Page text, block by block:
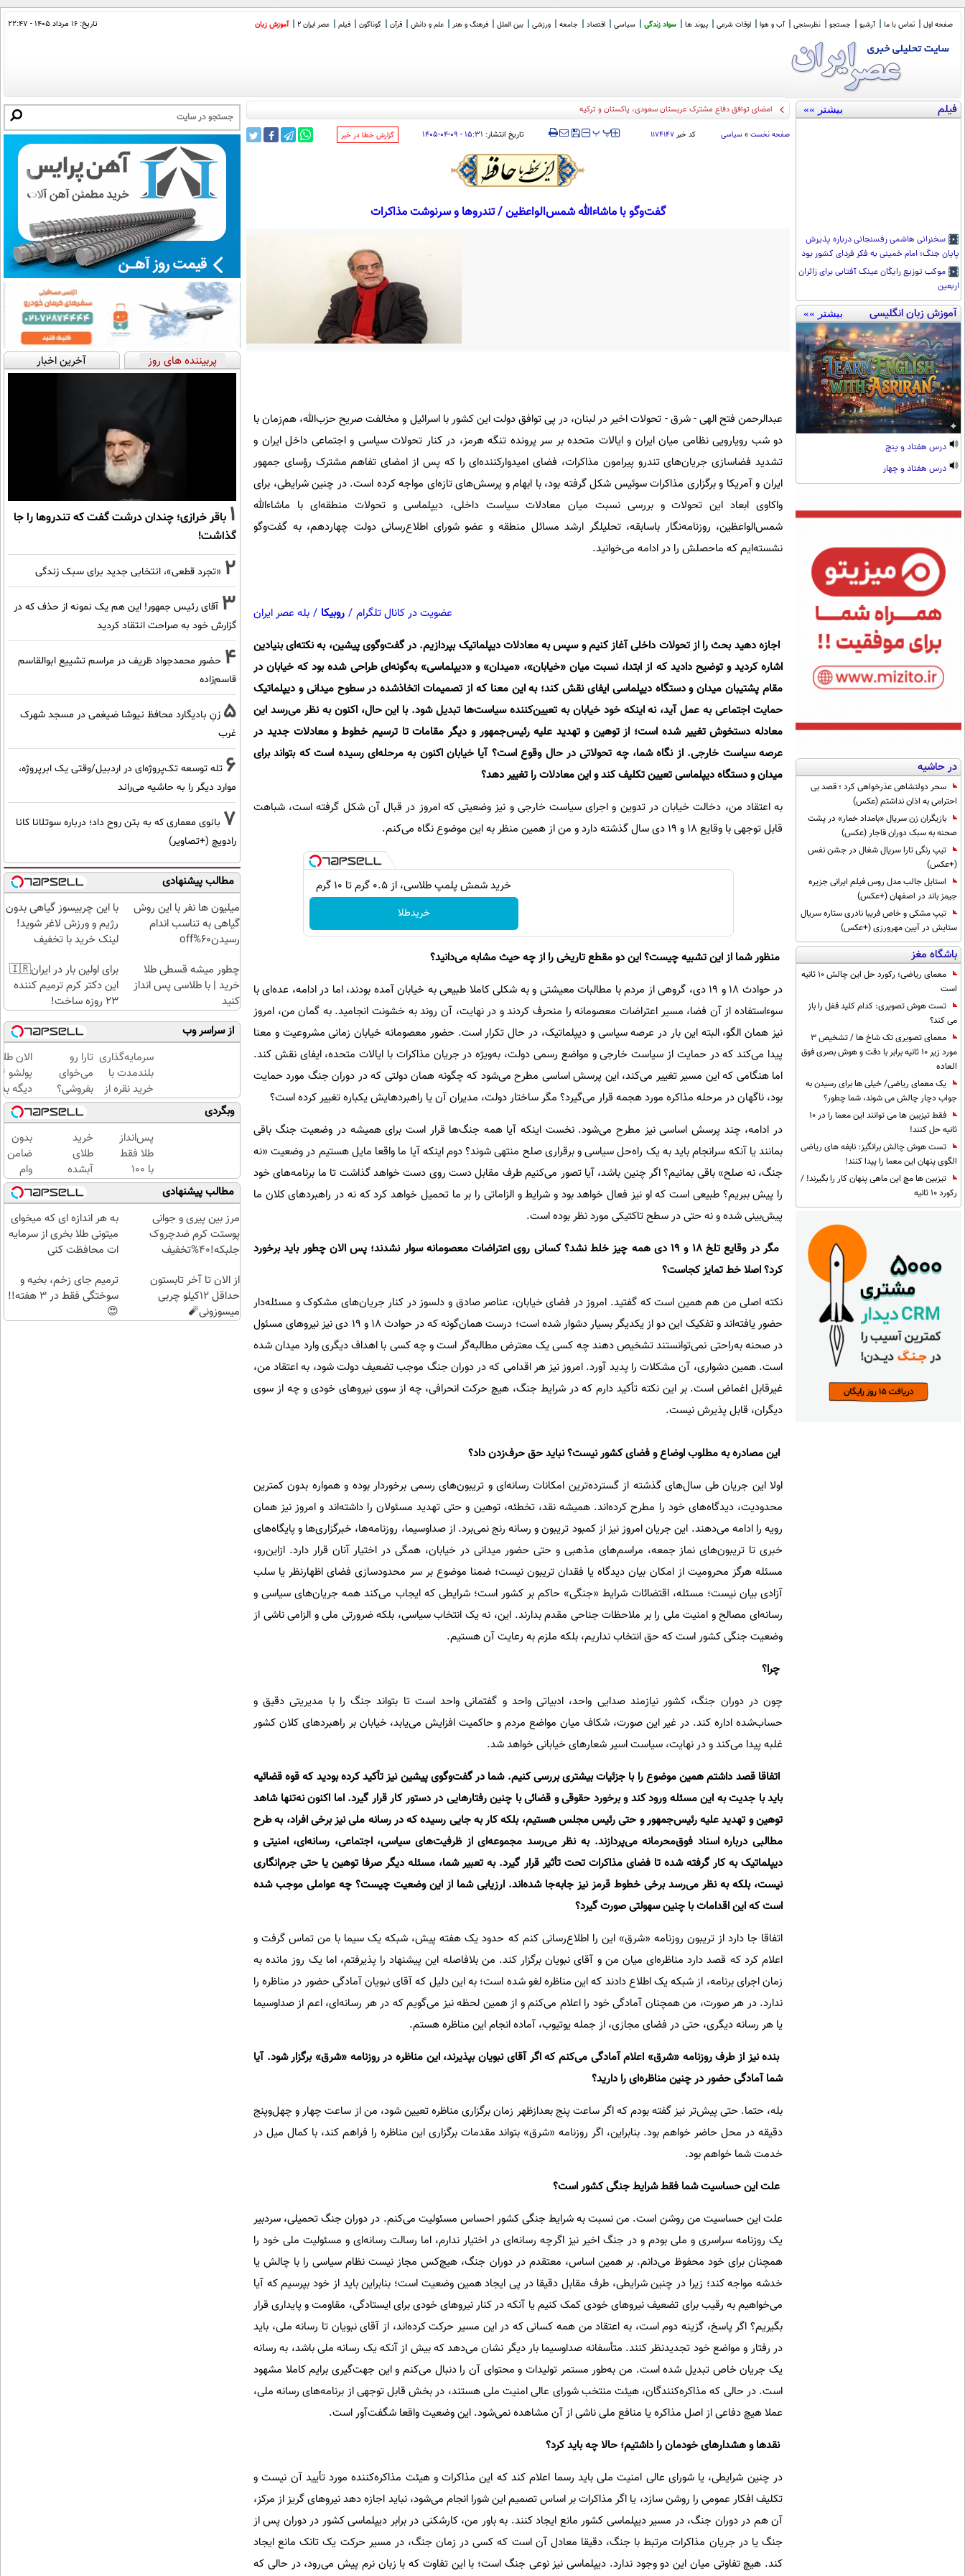
صفحه اول تماس با ما آرشیو جستجو نظرسنجی آب و هوا اوقات شرعی پیوند ها سواد زندگی سیاسی اقتصاد جامعه ورزشی بین الملل فرهنگ و هنر علم و دانش قرآن گوناگون فیلم عصر ایران 2 آموزش زبان تاریخ: ۱۶ مرداد ۱۴۰۵ - ۲۲:۴۷
فیلم بیشتر »»
سخنرانی هاشمی رفسنجانی درباره پذیرش
پایان جنگ: امام خمینی به فکر فردای کشور بود
موکب توزیع رایگان عینک آفتابی برای زائران
اربعین
آموزش زبان انگلیسی بیشتر »»
درس هفتاد و پنج
درس هفتاد و چهار
در حاشیه
سحر دولتشاهی عذرخواهی کرد ؛ قصد بی
احترامی به اذان نداشتم (عکس)
بازیگران زن سریال «بامداد خمار» در پشت
صحنه به سبک دوران قاجار (عکس)
تیپ رنگی تارا سریال شغال در جشن نفس
(+عکس)
استایل جالب مدل روس فیلم ایرانی جزیره
جیمز باند در اصفهان (+عکس)
تیپ مشکی و خاص فریبا نادری ستاره سریال
ستایش در آیین مهرورزی (+عکس)
باشگاه مغز
معمای ریاضی؛ رکورد حل این چالش 10 ثانیه
است
تست هوش تصویری: کدام کلید قفل را باز
می کند؟
معمای تصویری تک شاخ ها / تشخیص 3
مورد زیر 10 ثانیه برابر با دقت و هوش بصری فوق
العاده
یک معمای ریاضی/ خیلی ها برای رسیدن به
جواب دچار چالش می شوند، شما چطور؟
فقط تیزبین ها می توانند این معما را در 10
ثانیه حل کنند!
تست هوش چالش برانگیز: نابغه های ریاضی
الگوی پنهان این معما را پیدا کنند!
تیزبین ها مچ این ماهی پنهان کار را بگیرند! /
رکورد 10 ثانیه
سخنگوی کمیس_
صفحه نخست » سیاسی کد خبر ۱۱۷۴۱۴۷ ‍‍‍ پپ تاریخ انتشار: ۱۵:۳۱ - ۰۹-۰۴-۱۴۰۵ ‌گزارش خطا در خبر
گفت‌وگو با ماشاءالله شمس‌الواعظین / تندروها و سرنوشت مذاکرات
عبدالرحمن فتح الهی - شرق - تحولات اخیر در لبنان، در پی توافق دولت این کشور با اسرائیل و مخالفت صریح حزب‌الله، هم‌زمان با
دو شب رویارویی نظامی میان ایران و ایالات متحده بر سر پرونده تنگه هرمز، در کنار تحولات سیاسی و اجتماعی داخل ایران و
تشدید فضاسازی جریان‌های تندرو پیرامون مذاکرات، فضای امیدوارکننده‌ای را که پس از امضای تفاهم مشترک رؤسای جمهور
ایران و آمریکا و برگزاری مذاکرات سوئیس شکل گرفته بود، با ابهام و پرسش‌های تازه‌ای مواجه کرده است. در چنین شرایطی، برای
واکاوی ابعاد این تحولات و بررسی نسبت میان معادلات سیاست داخلی، دیپلماسی و تحولات منطقه‌ای با ماشاءالله
شمس‌الواعظین، روزنامه‌نگار باسابقه، تحلیلگر ارشد مسائل منطقه و عضو شورای اطلاع‌رسانی دولت چهاردهم، به گفت‌وگو
نشسته‌ایم که ماحصلش را در ادامه می‌خوانید.
عضویت در کانال تلگرام / روبیکا / بله عصر ایران
‌ اجازه دهید بحث را از تحولات داخلی آغاز کنیم و سپس به معادلات دیپلماتیک بپردازیم. در گفت‌وگوی پیشین، به نکته‌ای بنیادین
اشاره کردید و توضیح دادید که از ابتدا، نسبت میان «خیابان»، «میدان» و «دیپلماسی» به‌گونه‌ای طراحی شده بود که خیابان در
مقام پشتیبان میدان و دستگاه دیپلماسی ایفای نقش کند؛ به این معنا که از تصمیمات اتخاذشده در سطوح میدانی و دیپلماتیک
حمایت اجتماعی به عمل آید، نه اینکه خود خیابان به تعیین‌کننده سیاست‌ها تبدیل شود. با این حال، اکنون به نظر می‌رسد این
معادله دستخوش تغییر شده است؛ از توهین و تهدید علیه رئیس‌جمهور و دیگر مقامات تا ترسیم خطوط و معادلات جدید در
عرصه سیاست خارجی. از نگاه شما، چه تحولاتی در حال وقوع است؟ آیا خیابان اکنون به مرحله‌ای رسیده است که بتواند برای
میدان و دستگاه دیپلماسی تعیین تکلیف کند و این معادلات را تغییر دهد؟
به اعتقاد من، دخالت خیابان در تدوین و اجرای سیاست خارجی و نیز وضعیتی که امروز در قبال آن شکل گرفته است، شباهت
قابل توجهی با وقایع ۱۸ و ۱۹ دی سال گذشته دارد و من از همین منظر به این موضوع نگاه می‌کنم.
خرید شمش پلمپ طلاسی، از ۰.۵ گرم تا ۱۰ گرم
خریدطلا
‌ منظور شما از این تشبیه چیست؟ این دو مقطع تاریخی را از چه حیث مشابه می‌دانید؟
در حوادث ۱۸ و ۱۹ دی، گروهی از مردم با مطالبات معیشتی و به شکلی کاملا طبیعی به خیابان آمده بودند، اما در ادامه، عده‌ای با
سوءاستفاده از آن فضا، مسیر اعتراضات معصومانه را منحرف کردند و در نهایت، آن روند به خشونت انجامید. به گمان من، امروز
نیز همان الگو، البته این بار در عرصه سیاسی و دیپلماتیک، در حال تکرار است. حضور معصومانه خیابان زمانی مشروعیت و معنا
پیدا می‌کند که در حمایت از سیاست خارجی و مواضع رسمی دولت، به‌ویژه در جریان مذاکرات با ایالات متحده، ایفای نقش کند.
اما هنگامی که این مسیر تغییر می‌کند، این پرسش اساسی مطرح می‌شود که چگونه همان دولتی که در دوران جنگ مورد حمایت
بود، ناگهان در مرحله مذاکره مورد هجمه قرار می‌گیرد؟ مگر ساختار دولت، مدیران آن یا راهبردهایش یکباره تغییر کرده است؟
در ادامه، چند پرسش اساسی نیز مطرح می‌شود. نخست اینکه آیا همه جنگ‌ها قرار است برای همیشه در وضعیت جنگ باقی
بمانند یا آنکه سرانجام باید به یک راه‌حل سیاسی و برقراری صلح منتهی شوند؟ دوم اینکه آیا ما واقعا مایل هستیم در وضعیت «نه
جنگ، نه صلح» باقی بمانیم؟ اگر چنین باشد، آیا تصور می‌کنیم طرف مقابل دست روی دست خواهد گذاشت تا ما برنامه‌های خود
را پیش ببریم؟ طبیعی است که او نیز فعال خواهد بود و شرایط و الزاماتی را بر ما تحمیل خواهد کرد که نه در راهبردهای کلان ما
پیش‌بینی شده و نه حتی در سطح تاکتیکی مورد نظر بوده است.
‌ مگر در وقایع تلخ ۱۸ و ۱۹ دی همه چیز خلط نشد؟ کسانی روی اعتراضات معصومانه سوار نشدند؛ پس الان چطور باید برخورد
کرد؟ اصلا خط تمایز کجاست؟
نکته اصلی من هم همین است که گفتید. امروز در فضای خیابان، عناصر صادق و دلسوز در کنار جریان‌های مشکوک و مسئله‌دار
حضور یافته‌اند و تفکیک این دو از یکدیگر بسیار دشوار شده است؛ درست همان‌گونه که در حوادث ۱۸ و ۱۹ دی نیز نیروهای مسئول
در صحنه به‌راحتی نمی‌توانستند تشخیص دهند چه کسی یک معترض مطالبه‌گر است و چه کسی با اهداف دیگری وارد میدان شده
است. همین دشواری، آن مشکلات را پدید آورد. امروز نیز هر اقدامی که در دوران جنگ موجب تضعیف دولت شود، به اعتقاد من،
غیرقابل اغماض است. بر این نکته تأکید دارم که در شرایط جنگ، هیچ حرکت انحرافی، چه از سوی نیروهای خودی و چه از سوی
دیگران، قابل پذیرش نیست.
‌ این مصادره به مطلوب اوضاع و فضای کشور نیست؟ نباید حق حرف‌زدن داد؟
اولا این جریان طی سال‌های گذشته از گسترده‌ترین امکانات رسانه‌ای و تریبون‌های رسمی برخوردار بوده و همواره بدون کمترین
محدودیت، دیدگاه‌های خود را مطرح کرده‌اند. همیشه نقد، تخطئه، توهین و حتی تهدید مسئولان را داشته‌اند و امروز نیز همان
رویه را ادامه می‌دهند. این جریان امروز نیز از کمبود تریبون و رسانه رنج نمی‌برد. از صداوسیما، روزنامه‌ها، خبرگزاری‌ها و پایگاه‌های
خبری تا تریبون‌های نماز جمعه، مراسم‌های مذهبی و حتی حضور میدانی در خیابان، همگی در اختیار آنان قرار دارد. ازاین‌رو،
مسئله هرگز محرومیت از امکان بیان دیدگاه یا فقدان تریبون نیست؛ ضمنا موضوع بر سر محدودسازی فضای اظهارنظر یا سلب
آزادی بیان نیست؛ مسئله، اقتضائات شرایط «جنگی» حاکم بر کشور است؛ شرایطی که ایجاب می‌کند همه جریان‌های سیاسی و
رسانه‌ای مصالح و امنیت ملی را بر ملاحظات جناحی مقدم بدارند. این، نه یک انتخاب سیاسی، بلکه ضرورتی ملی و الزامی ناشی از
وضعیت جنگی کشور است که حق انتخاب نداریم، بلکه ملزم به رعایت آن هستیم.
‌ چرا؟
چون در دوران جنگ، کشور نیازمند صدایی واحد، ادبیاتی واحد و گفتمانی واحد است تا بتواند جنگ را با مدیریتی دقیق و
حساب‌شده اداره کند. در غیر این صورت، شکاف میان مواضع مردم و حاکمیت افزایش می‌یابد، خیابان بر راهبردهای کلان کشور
غلبه پیدا می‌کند و در نهایت، سیاست اسیر شعارهای خیابانی خواهد شد.
‌ اتفاقا قصد داشتم همین موضوع را با جزئیات بیشتری بررسی کنیم. شما در گفت‌وگوی پیشین نیز تأکید کرده بودید که قوه قضائیه
باید با جدیت به این مسئله ورود کند و برخورد حقوقی و قضائی با چنین رفتارهایی در دستور کار قرار گیرد. اما اکنون نه‌تنها شاهد
توهین و تهدید علیه رئیس‌جمهور و حتی رئیس مجلس هستیم، بلکه کار به جایی رسیده که در رسانه ملی نیز برخی افراد، به طرح
مطالبی درباره اسناد فوق‌محرمانه می‌پردازند. به نظر می‌رسد مجموعه‌ای از ظرفیت‌های سیاسی، اجتماعی، رسانه‌ای، امنیتی و
دیپلماتیک به کار گرفته شده تا فضای مذاکرات تحت تأثیر قرار گیرد. به تعبیر شما، مسئله دیگر صرفا توهین یا حتی جرم‌انگاری
نیست، بلکه به نظر می‌رسد برخی خطوط قرمز نیز جابه‌جا شده‌اند. ارزیابی شما از این وضعیت چیست؟ چه عواملی موجب شده
است که این اقدامات با چنین سهولتی صورت گیرد؟
اتفاقا جا دارد از تریبون روزنامه «شرق» این را اطلاع‌رسانی کنم که حدود یک هفته پیش، شبکه یک سیما با من تماس گرفت و
اعلام کرد که قصد دارد مناظره‌ای میان من و آقای نبویان برگزار کند. من بلافاصله این پیشنهاد را پذیرفتم، اما یک روز مانده به
زمان اجرای برنامه، از شبکه یک اطلاع دادند که این مناظره لغو شده است؛ به این دلیل که آقای نبویان آمادگی حضور در مناظره را
ندارد. در هر صورت، من همچنان آمادگی خود را اعلام می‌کنم و از همین لحظه نیز می‌گویم که در هر رسانه‌ای، اعم از صداوسیما
یا هر رسانه دیگری، حتی در فضای مجازی، از جمله یوتیوب، آماده انجام این مناظره هستم.
‌ بنده نیز از طرف روزنامه «شرق» اعلام آمادگی می‌کنم که اگر آقای نبویان بپذیرند، این مناظره در روزنامه «شرق» برگزار شود. آیا
شما آمادگی حضور در چنین مناظره‌ای را دارید؟
بله، حتما. حتی پیش‌تر نیز گفته بودم که اگر ساعت پنج بعدازظهر زمان برگزاری مناظره تعیین شود، من از ساعت چهار و چهل‌وپنج
دقیقه در محل حاضر خواهم بود. بنابراین، اگر روزنامه «شرق» بتواند مقدمات برگزاری این مناظره را فراهم کند، با کمال میل در
خدمت شما خواهم بود.
‌ علت این حساسیت شما فقط شرایط جنگی کشور است؟
علت این حساسیت من روشن است. من نسبت به شرایط جنگی کشور احساس مسئولیت می‌کنم. در دوران جنگ تحمیلی، سردبیر
یک روزنامه سراسری و ملی بودم و در جنگ اخیر نیز اگرچه رسانه‌ای در اختیار ندارم، اما رسالت رسانه‌ای و مسئولیت ملی خود را
همچنان برای خود محفوظ می‌دانم. بر همین اساس، معتقدم در دوران جنگ، هیچ‌کس مجاز نیست نظام سیاسی را با چالش یا
خدشه مواجه کند؛ زیرا در چنین شرایطی، طرف مقابل دقیقا در پی ایجاد همین وضعیت است؛ بنابراین باید از خود بپرسیم که آیا
می‌خواهیم به رقیب برای تضعیف نیروهای خودی کمک کنیم یا آنکه در کنار نیروهای خودی برای ایستادگی، مقاومت و پایداری قرار
بگیریم؟ اگر پاسخ، گزینه دوم است، به اعتقاد من همه کسانی که در این مسیر حرکت کرده‌اند، از آقای نبویان تا رسانه ملی، باید
در رفتار و مواضع خود تجدیدنظر کنند. متأسفانه صداوسیما بار دیگر نشان می‌دهد که بیش از آنکه یک رسانه ملی باشد، به رسانه
یک جریان خاص تبدیل شده است. من به‌طور مستمر تولیدات و محتوای آن را دنبال می‌کنم و این جهت‌گیری برایم کاملا مشهود
است. در حالی که مذاکره‌کنندگان، هیئت منتخب شورای عالی امنیت ملی هستند، در بخش قابل توجهی از برنامه‌های رسانه ملی،
عملا هیچ دفاعی از اصل مذاکره یا منافع ملی ناشی از آن مشاهده نمی‌شود. این وضعیت واقعا شگفت‌آور است.
‌‌ نقدها و هشدارهای خودمان را داشتیم؛ حالا چه باید کرد؟
در چنین شرایطی، یا شورای عالی امنیت ملی باید رسما اعلام کند که این مذاکرات و هیئت مذاکره‌کننده مورد تأیید آن نیست و
تکلیف افکار عمومی را روشن سازد، یا اگر مذاکرات بر اساس تصمیم این شورا انجام می‌شود، نباید اجازه دهد نیروهای گریز از مرکز،
آن هم در دوران جنگ، در مسیر دیپلماسی کشور مانع ایجاد کنند. به باور من، کارشکنی در برابر دیپلماسی کشور در دوران پس از
جنگ یا در جریان مذاکرات مرتبط با جنگ، دقیقا معادل آن است که کسی در زمان جنگ، در مسیر حرکت یک تانک مانع ایجاد
کند. هیچ تفاوتی میان این دو وجود ندارد. دیپلماسی نیز نوعی جنگ است؛ با این تفاوت که با زبان نرم پیش می‌رود، در حالی که
پربیننده های روز آخرین اخبار
1 باقر خرازی؛ چندان درشت گفت که تندروها را جا
گذاشت!
2 «تجرد قطعی»، انتخابی جدید برای سبک زندگی
3 آقای رئیس جمهور! این هم یک نمونه از حذف که در
گزارش خود به صراحت انتقاد کردید
4 حضور محمدجواد ظریف در مراسم تشییع ابوالقاسم
قاسم‌زاده
5 زنِ بادیگارد محافظ نیوشا ضیغمی در مسجد شهرک
غرب
6 تله توسعه تک‌پروژه‌ای در اردبیل/وقتی یک ابرپروژه،
موارد دیگر را به حاشیه می‌راند
7 بانوی معماری که به بتن روح داد؛ درباره سوتلانا کانا
رادویچ (+تصاویر)
مطالب پیشنهادی
میلیون ها نفر با این روش
گیاهی به تناسب اندام
رسیدن60%off
با این چربیسوز گیاهی بدون
رژیم و ورزش لاغر شوید!
لینک خرید با تخفیف
چطور میشه قسطی طلا
خرید | با طلاسی پس انداز
کنید
برای اولین بار در ایران🇮🇷
این دکتر کرم ترمیم کننده
23 روزه ساخت!
از سراسر وب
سرمایه‌گذاری
بلندمدت با
خرید نقره از
دیجی‌کالا
تارا رو
می‌خوای
بفروشی؟
با
خودرو۴۵
یک‌روزه
بفروشش
الان
دیگه
طلا با
بی‌بهره
وبگردی
پس‌انداز
طلا فقط
با ۱۰۰
هزارتومان
(امن و
راحت)
خرید
طلای
آبشده
حتی با
۱۰۰هزارتومان
بدون
ضامن
وام
بگیر،
طلا
بخر
😍
مطالب پیشنهادی
مرز بین پیری و جوانی
پوستت کرم ضدچروک
جلبکه!40%تخفیف
به هر اندازه ای که میخوای
میتونی طلا بخری از سرمایه
ات محافظت کنی
از الان تا آخر تابستون
حداقل 12کیلو چربی
میسوزونی🧨
ترمیم جای زخم، بخیه و
سوختگی فقط در 3 هفته!!
😍